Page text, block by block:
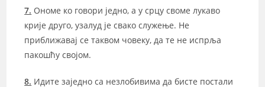
7. Ономе ко говори једно, а у срцу своме лукаво
крије друго, узалуд је свако служење. Не
приближавај се таквом човеку, да те не испрља
пакошћу својом.
8. Идите заједно са незлобивима да бисте постали